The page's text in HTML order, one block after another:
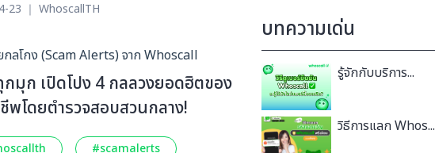
23 ｜ WhoscallTH
กลโกง (Scam Alerts) จาก Whoscall
มุก เปิดโปง 4 กลลวงยอดฮิตของ
พโดยตำรวจสอบสวนกลาง!
#scamalerts
บทความเด่น
รู้จักกับบริการ...
วิธีการแลก Whos...